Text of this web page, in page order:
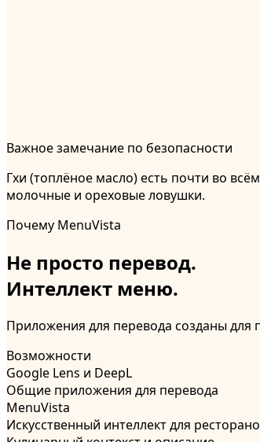
Важное замечание по безопасности
Гхи (топлёное масло) есть почти во
молочные и ореховые ловушки.
Почему MenuVista
Не просто перевод.
Интеллект меню.
Приложения для перевода созданы для
Возможности
Google Lens и DeepL
Общие приложения для перевода
MenuVista
Искусственный интеллект для